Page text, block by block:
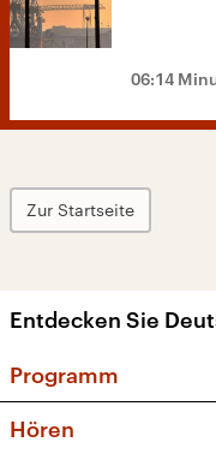
06:14
Zur Startseite
Entdecken Sie
Programm
Hören